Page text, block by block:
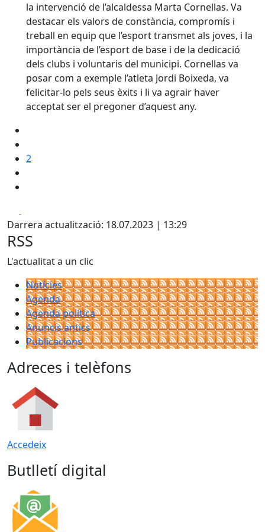
la intervenció de l’alcaldessa Marta Cornellas. Va
destacar els valors de constància, compromís i
treball en equip que l’esport transmet als joves, i la
importància de l’esport de base i de la dedicació
dels clubs i voluntaris del municipi. Cornellas va
posar com a exemple l’atleta Jordi Boixeda, va
felicitar-lo pels seus èxits i li va agrair haver
acceptat ser el pregoner d’aquest any.
2
Darrera actualització: 18.07.2023 | 13:29
RSS
L'actualitat a un clic
Notícies
Agenda
Agenda política
Anuncis antics
Publicacions
Adreces i telèfons
Accedeix
Butlletí digital